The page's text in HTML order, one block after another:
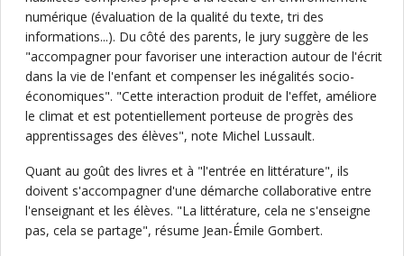
numérique (évaluation de la qualité du texte, tri des
informations...). Du côté des parents, le jury suggère de les
"accompagner pour favoriser une interaction autour de l'écrit
dans la vie de l'enfant et compenser les inégalités socio-
économiques". "Cette interaction produit de l'effet, améliore
le climat et est potentiellement porteuse de progrès des
apprentissages des élèves", note Michel Lussault.
Quant au goût des livres et à "l'entrée en littérature", ils
doivent s'accompagner d'une démarche collaborative entre
l'enseignant et les élèves. "La littérature, cela ne s'enseigne
pas, cela se partage", résume Jean-Émile Gombert.